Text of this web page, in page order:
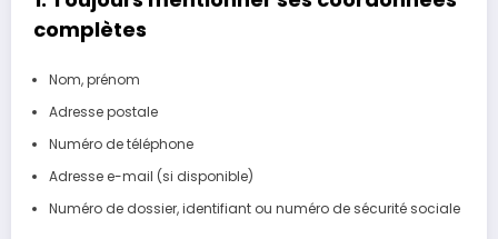
complètes
Nom, prénom
Adresse postale
Numéro de téléphone
Adresse e-mail (si disponible)
Numéro de dossier, identifiant ou numéro de sécurité sociale